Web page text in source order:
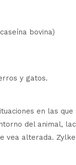
bovina)
y gatos.
en las
del animal,
vea alterada.